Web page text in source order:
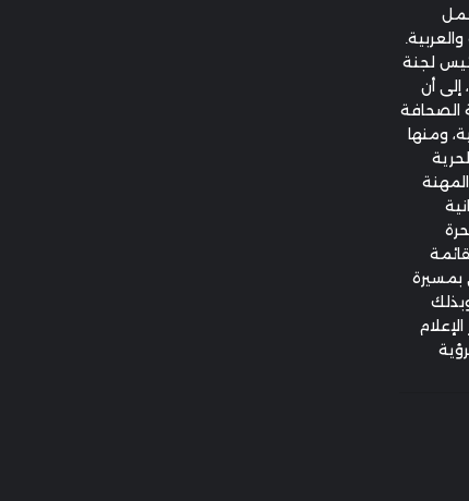
لجنة
إلى أن
الصحافة
ومنها
بمسيرة